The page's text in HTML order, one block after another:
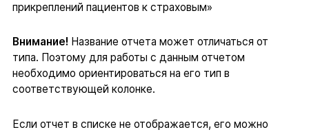
прикреплений пациентов к страховым»
Внимание! Название отчета может отличаться от
типа. Поэтому для работы с данным отчетом
необходимо ориентироваться на его тип в
соответствующей колонке.
Если отчет в списке не отображается, его можно